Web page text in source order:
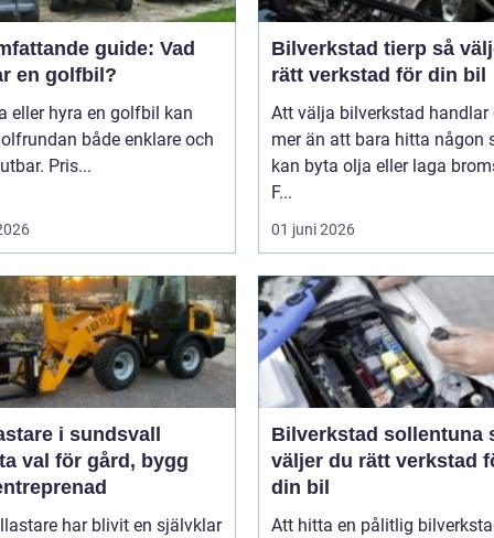
guide: Vad
en golfbil?
eller hyra en golfbil kan
både enklare och
Pris...
Bilverkstad tierp så väljer du
rätt verkstad för din bil
Att välja bilverkstad handlar
mer än att bara hitta någon
kan byta olja eller laga
F...
01 juni 2026
i sundsvall
val för gård, bygg
har blivit en självklar
Bilverkstad sollentuna så
väljer du rätt verkstad
din bil
Att hitta en pålitlig